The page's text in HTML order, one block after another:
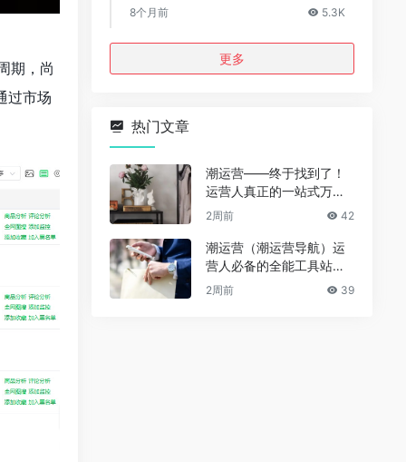
期，尚
过市场
8个月前 5.3K
更多
热门文章
潮运营——终于找到了！
运营人真正的一站式万能
资源导航（免费、无广
2周前 42
潮运营（潮运营导航）运
营人必备的全能工具站｜
完整功能详解
2周前 39